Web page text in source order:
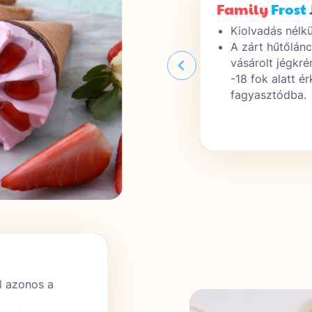
Jégkrémek
jégkrém, megannyi ízben és
különlegesség kizárólag a
elérhető
(a hagyományos
FamilyFrost
Kiolvadás
A zárt
vásárolt
-18 fok alatt
fagyasztódba.
azonos a
termésidőtől függetlenül